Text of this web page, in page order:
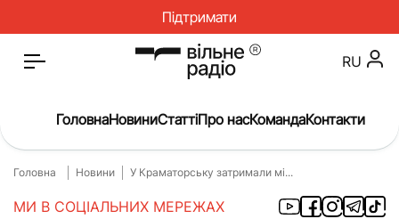
Підтримати
Головна
Новини
RU
ГоловнаНовиниСтаттіПро насКомандаКонтакти
Головна Новини У Краматорську затримали мі...
МИ В СОЦІАЛЬНИХ МЕРЕЖАХ